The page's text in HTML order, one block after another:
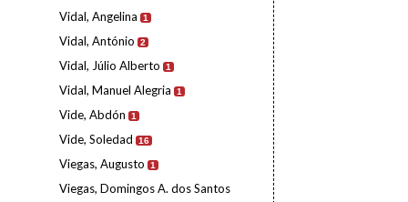
Vidal, Angelina 1
Vidal, António 2
Vidal, Júlio Alberto 1
Vidal, Manuel Alegria 1
Vide, Abdón 1
Vide, Soledad 16
Viegas, Augusto 1
Viegas, Domingos A. dos Santos